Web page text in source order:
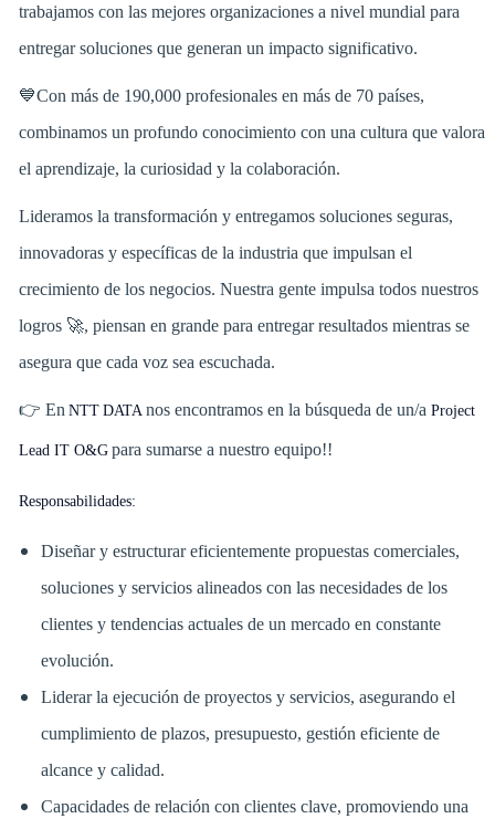
trabajamos con las mejores organizaciones a nivel mundial para
entregar soluciones que generan un impacto significativo.
💙Con más de 190,000 profesionales en más de 70 países,
combinamos un profundo conocimiento con una cultura que valora
el aprendizaje, la curiosidad y la colaboración.
Lideramos la transformación y entregamos soluciones seguras,
innovadoras y específicas de la industria que impulsan el
crecimiento de los negocios. Nuestra gente impulsa todos nuestros
logros 🚀, piensan en grande para entregar resultados mientras se
asegura que cada voz sea escuchada.
👉 EnNTT DATA nos encontramos en la búsqueda de un/a Project
Lead IT O&G para sumarse a nuestro equipo!!
Responsabilidades:
Diseñar y estructurar eficientemente propuestas comerciales,
soluciones y servicios alineados con las necesidades de los
clientes y tendencias actuales de un mercado en constante
evolución.
Liderar la ejecución de proyectos y servicios, asegurando el
cumplimiento de plazos, presupuesto, gestión eficiente de
alcance y calidad.
Capacidades de relación con clientes clave, promoviendo una